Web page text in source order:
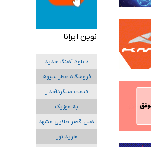
نوین ایرانا
دانلود آهنگ جدید
فروشگاه عطر لیلیوم
قیمت میلگردآجدار
به موزیک
هتل قصر طلایی مشهد
خرید تور